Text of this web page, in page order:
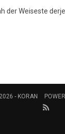
der Weiseste
- KORAN